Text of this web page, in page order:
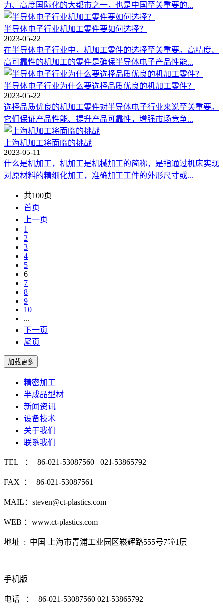
力、高度国际化的大都市之一，也是中国至关重要的...
半导体电子行业机加工零件要如何选择？
2023-05-22
在半导体电子行业中，机加工零件的选择至关重要。高精度、
高可靠性的机加工的零件是确保半导体电子产品性能...
半导体电子行业为什么要选择品质优良的机加工零件？
2023-05-22
选择品质优良的机加工零件对半导体电子行业来说至关重要。
它们保证产品性能、提升产品可靠性，增强市场竞争...
上海机加工将面临的挑战
2023-05-11
什么是机加工，机加工是机械加工的简称，是指通过机床实现
对原材料的精细化加工，准确加工工件的外形尺寸或...
共100页
首页
上一页
1
2
3
4
5
6
7
8
9
10
...
下一页
尾页
精密加工
半成品型材
新闻资讯
设备技术
关于我们
联系我们
TEL ：+86-021-53087560 021-53865792
FAX ：+86-021-53087561
MAIL：steven@ct-plastics.com
WEB ：www.ct-plastics.com
地址 : 中国 上海市青浦工业园区崧辉路555号7幢1层
手机版
电话 ：+86-021-53087560 021-53865792